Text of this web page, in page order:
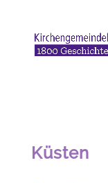
Küsten